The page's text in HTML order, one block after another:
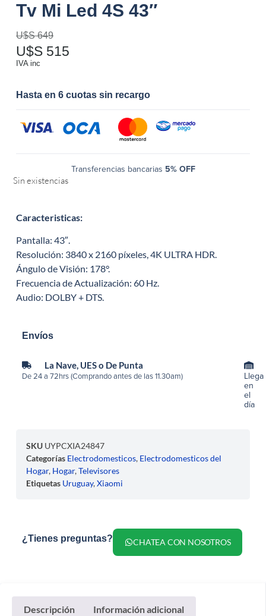
Tv Mi Led 4S 43″
U$S649
U$S 515
IVA inc
Hasta en 6 cuotas sin recargo
Transferencias bancarias 5% OFF
Sin existencias
Caracteristicas:
Pantalla: 43″.
Resolución: 3840 x 2160 píxeles, 4K ULTRA HDR.
Ángulo de Visión: 178°.
Frecuencia de Actualización: 60 Hz.
Audio: DOLBY + DTS.
Envíos
La Nave, UES o De Punta
De 24 a 72hrs (Comprando antes de las 11.30am)
Llega
en
el
día
SKU UYPCXIA24847
Categorías Electrodomesticos, Electrodomesticos del
Hogar, Hogar,Televisores
Etiquetas Uruguay,Xiaomi
¿Tienes preguntas? CHATEA CON NOSOTROS
Descripción Información adicional